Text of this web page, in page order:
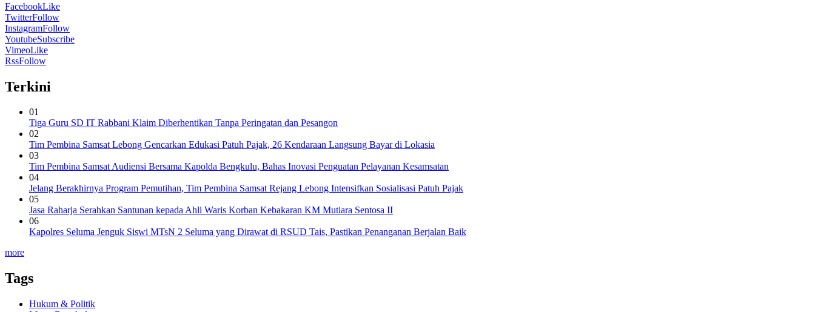
FacebookLike
TwitterFollow
InstagramFollow
YoutubeSubscribe
VimeoLike
RssFollow
Terkini
01
Tiga Guru SD IT Rabbani Klaim Diberhentikan Tanpa Peringatan dan Pesangon
02
Tim Pembina Samsat Lebong Gencarkan Edukasi Patuh Pajak, 26 Kendaraan Langsung Bayar di Lokasia
03
Tim Pembina Samsat Audiensi Bersama Kapolda Bengkulu, Bahas Inovasi Penguatan Pelayanan Kesamsatan
04
Jelang Berakhirnya Program Pemutihan, Tim Pembina Samsat Rejang Lebong Intensifkan Sosialisasi Patuh Pajak
05
Jasa Raharja Serahkan Santunan kepada Ahli Waris Korban Kebakaran KM Mutiara Sentosa II
06
Kapolres Seluma Jenguk Siswi MTsN 2 Seluma yang Dirawat di RSUD Tais, Pastikan Penanganan Berjalan Baik
more
Tags
Hukum & Politik